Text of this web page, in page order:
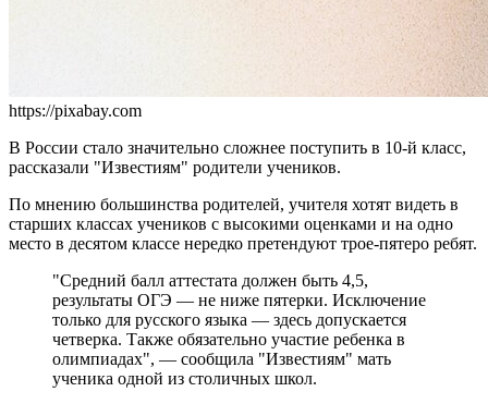
https://pixabay.com
В России стало значительно сложнее поступить в 10-й класс,
рассказали "Известиям" родители учеников.
По мнению большинства родителей, учителя хотят видеть в
старших классах учеников с высокими оценками и на одно
место в десятом классе нередко претендуют трое-пятеро ребят.
"Средний балл аттестата должен быть 4,5,
результаты ОГЭ — не ниже пятерки. Исключение
только для русского языка — здесь допускается
четверка. Также обязательно участие ребенка в
олимпиадах", — сообщила "Известиям" мать
ученика одной из столичных школ.